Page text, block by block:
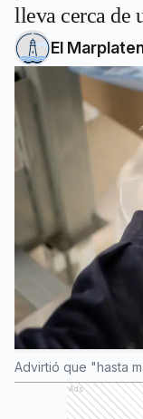
lleva cerca de
El
Advirtió que "hasta
Ads